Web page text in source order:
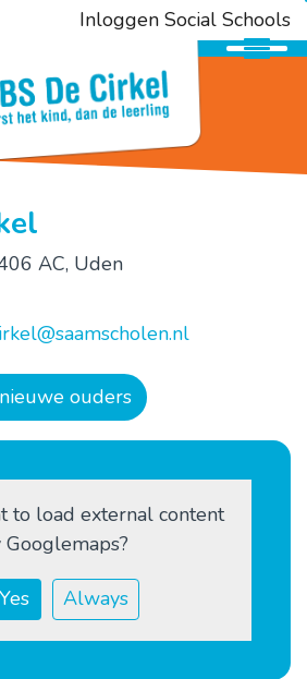
Inloggen Social Schools
AC, Uden
ouders
to load external content
Googlemaps?
Yes Always